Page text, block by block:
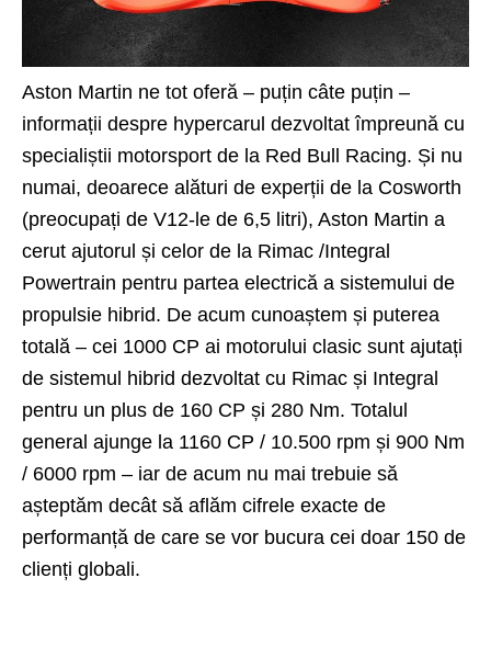
Aston Martin ne tot oferă – puțin câte puțin –
informații despre hypercarul dezvoltat împreună cu
specialiștii motorsport de la Red Bull Racing. Și nu
numai, deoarece alături de experții de la Cosworth
(preocupați de V12-le de 6,5 litri), Aston Martin a
cerut ajutorul și celor de la Rimac /Integral
Powertrain pentru partea electrică a sistemului de
propulsie hibrid. De acum cunoaștem și puterea
totală – cei 1000 CP ai motorului clasic sunt ajutați
de sistemul hibrid dezvoltat cu Rimac și Integral
pentru un plus de 160 CP și 280 Nm. Totalul
general ajunge la 1160 CP / 10.500 rpm și 900 Nm
/ 6000 rpm – iar de acum nu mai trebuie să
așteptăm decât să aflăm cifrele exacte de
performanță de care se vor bucura cei doar 150 de
clienți globali.